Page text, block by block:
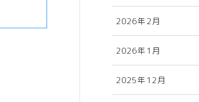
2026年2月
2026年1月
2025年12月